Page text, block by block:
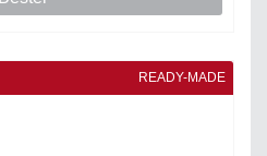
READY-MADE